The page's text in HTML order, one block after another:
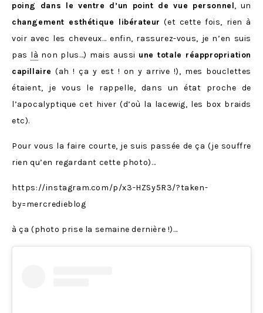
poing dans le ventre d’un point de vue personnel, un
changement esthétique libérateur (et cette fois, rien à
voir avec les cheveux… enfin, rassurez-vous, je n’en suis
pas là non plus…) mais aussi une totale réappropriation
capillaire (ah ! ça y est ! on y arrive !), mes bouclettes
étaient, je vous le rappelle, dans un état proche de
l’apocalyptique cet hiver (d’où la lacewig, les box braids
etc).
Pour vous la faire courte, je suis passée de ça (je souffre
rien qu’en regardant cette photo)…
https://instagram.com/p/x3-HZSy5R3/?taken-
by=mercredieblog
à ça (photo prise la semaine dernière !)…